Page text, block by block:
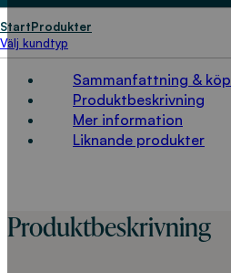
StartProdukter
Välj kundtyp
HITTA PÅ SIDAN
Sammanfattning & köp
Produktbeskrivning
Mer information
Liknande produkter
Produktbeskrivning